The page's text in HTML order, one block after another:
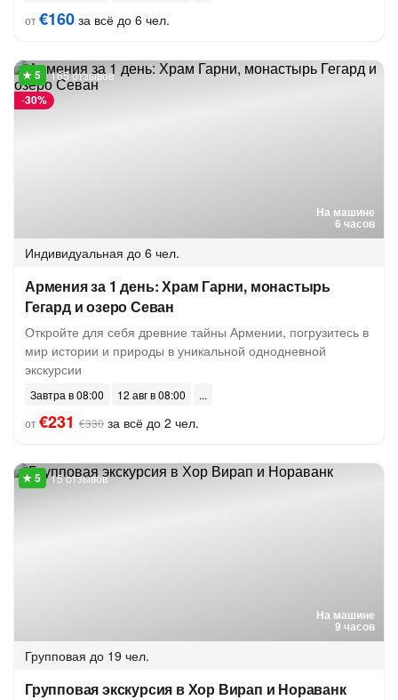
от€160 за всё до 6 чел.
На машине
6 часов
-30%
165 отзывов
Индивидуальная до 6 чел.
Армения за 1 день: Храм Гарни, монастырь
Гегард и озеро Севан
Откройте для себя древние тайны Армении, погрузитесь в
мир истории и природы в уникальной однодневной
экскурсии
Завтра в 08:00
12 авг в 08:00
от€231 €330 за всё до 2 чел.
На машине
9 часов
15 отзывов
Групповая до 19 чел.
Групповая экскурсия в Хор Вирап и Нораванк